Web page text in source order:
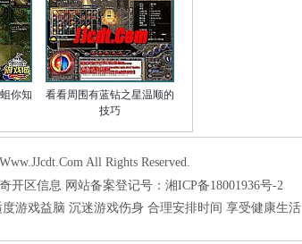
你知
看看周围有蓝钻之星温顺的
技巧
All Rights Reserved.
开区信息 网站备案登记号：湘ICP备18001936号-2
游戏益脑 沉迷游戏伤身 合理安排时间 享受健康生活